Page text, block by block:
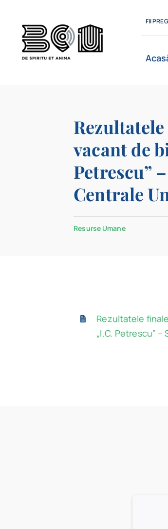
content
FII
vacant de
Petrescu”
Centrale
Resurse Umane
Rezultatele
„I.C. Petrescu”